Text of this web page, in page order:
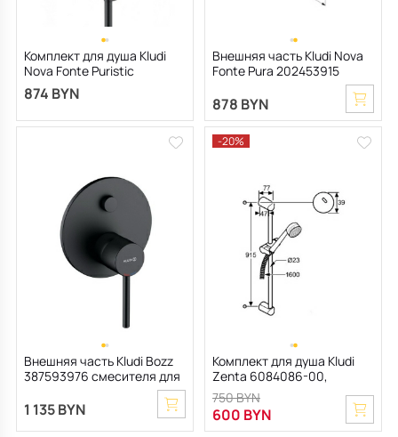
Комплект для душа Kludi
Nova Fonte Puristic
2085039-15, черный
матовый
874 BYN
Внешняя часть Kludi Nova
Fonte Pura 202453915
смесителя для раковины,
черный матовый
878 BYN
Внешняя часть Kludi Bozz
387593976 смесителя для
душа, черный матовый
1 135 BYN
-20%
Комплект для душа Kludi
Zenta 6084086-00,
черный/хром
600 BYN
750 BYN